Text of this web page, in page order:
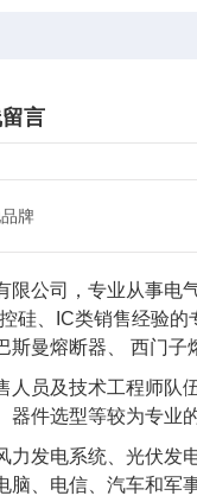
言
牌
限公司，专业从事电
硅、IC类销售经验
斯曼熔断器、 西门
人员及技术工程师队
器件选型等较为专
力发电系统、光伏发
脑、电信、汽车和军